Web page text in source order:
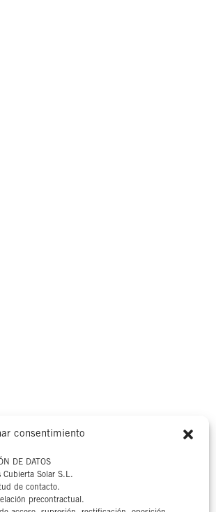
consentimiento
DE DATOS
Cubierta Solar S.L.
de contacto.
precontractual.
Aviso legal
Canal interno
Política de privacidad